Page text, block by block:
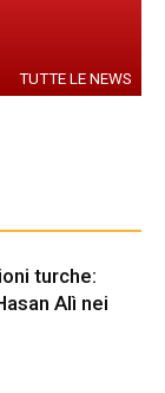
TUTTE LE NEWS
turche:
Alì nei